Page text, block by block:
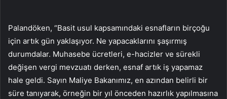
Palandöken, “Basit usul kapsamındaki esnafların birçoğu
için artık gün yaklaşıyor. Ne yapacaklarını şaşırmış
durumdalar. Muhasebe ücretleri, e-hacizler ve sürekli
değişen vergi mevzuatı derken, esnaf artık iş yapamaz
hale geldi. Sayın Maliye Bakanımız, en azından belirli bir
süre tanıyarak, örneğin bir yıl önceden hazırlık yapılmasına